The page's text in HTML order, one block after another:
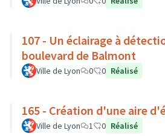
107 - Un éclairage à
boulevard de Balmont
Ville de Lyon 0 0 Réalisé
165 - Création d'une aire
Ville de Lyon 1 0 Réalisé